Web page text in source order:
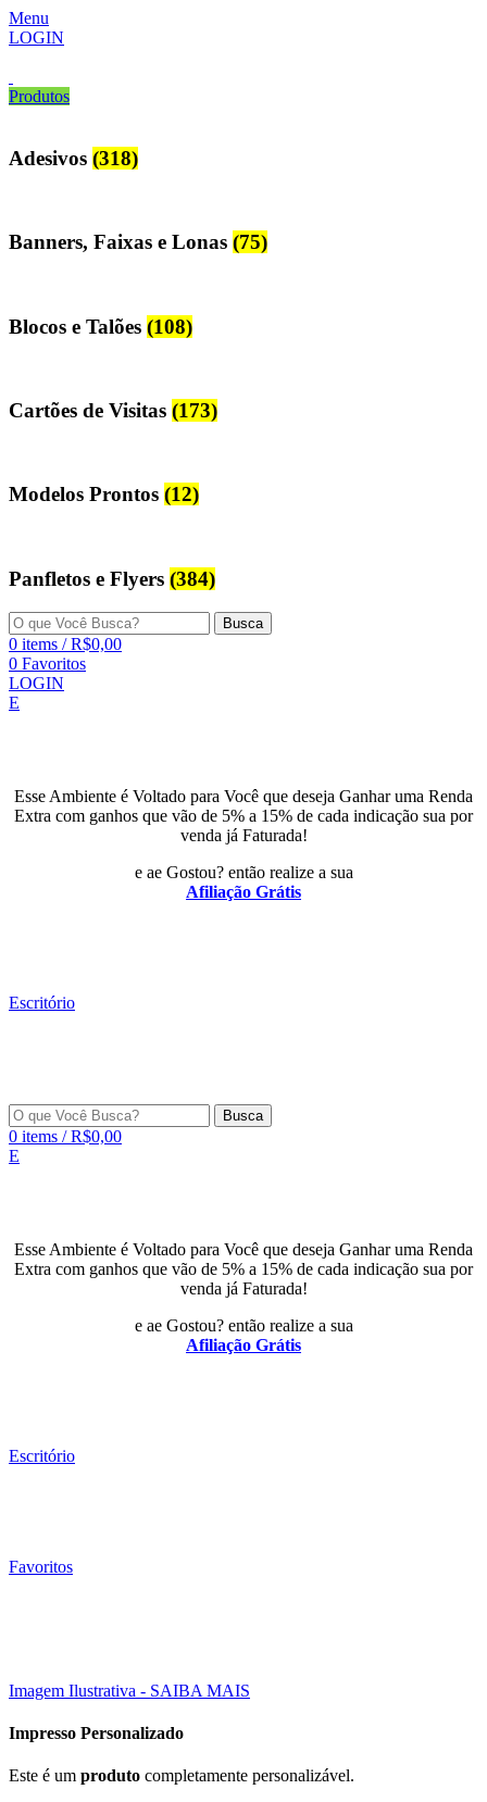
Menu
LOGIN
Produtos
Adesivos (318)
Banners, Faixas e Lonas (75)
Blocos e Talões (108)
Cartões de Visitas (173)
Modelos Prontos (12)
Panfletos e Flyers (384)
Busca
0 items / R$0,00
0 Favoritos
LOGIN
E
Esse Ambiente é Voltado para Você que deseja Ganhar uma Renda
Extra com ganhos que vão de 5% a 15% de cada indicação sua por
venda já Faturada!
e ae Gostou? então realize a sua
Afiliação Grátis
Escritório
Busca
0 items / R$0,00
E
Esse Ambiente é Voltado para Você que deseja Ganhar uma Renda
Extra com ganhos que vão de 5% a 15% de cada indicação sua por
venda já Faturada!
e ae Gostou? então realize a sua
Afiliação Grátis
Escritório
Favoritos
5000 Un30X21 CM
Imagem Ilustrativa - SAIBA MAIS
Impresso Personalizado
Este é um produto completamente personalizável.